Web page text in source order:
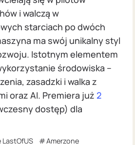
i walczą w
starciach po dwóch
ma swój unikalny styl
Istotnym elementem
środowiska –
zasadzki i walka z
oraz AI. Premiera już 2
dostęp) dla
LastOfUS
Amerzone